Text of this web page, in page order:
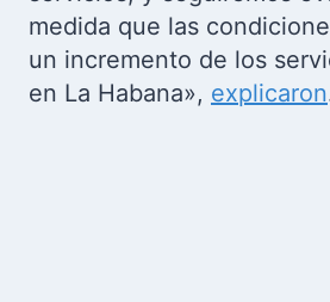
medida que las
un incremento de los
en La Habana», explicaron